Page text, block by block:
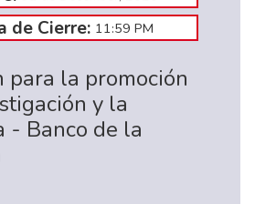
de Cierre: 11:59 PM
para la promoción
y la
- Banco de la